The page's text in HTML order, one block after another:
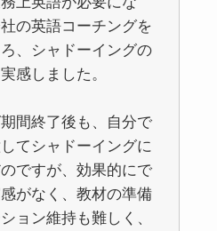
の英語コーチングを
、シャドーイングの
感しました。
間終了後も、自分で
てシャドーイングに
ですが、効果的にで
がなく、教材の準備
ョン維持も難しく、